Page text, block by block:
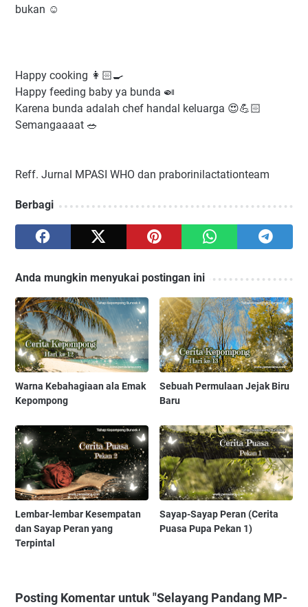
bukan ☺
Happy cooking 👩🏻‍🍳
Happy feeding baby ya bunda 🍛
Karena bunda adalah chef handal keluarga 😍💪🏻
Semangaaaat 🥗
Reff. Jurnal MPASI WHO dan praborinilactationteam
Berbagi
Anda mungkin menyukai postingan ini
Warna Kebahagiaan ala Emak
Kepompong
Sebuah Permulaan Jejak Biru
Baru
Lembar-lembar Kesempatan
dan Sayap Peran yang
Terpintal
Sayap-Sayap Peran (Cerita
Puasa Pupa Pekan 1)
Posting Komentar untuk "Selayang Pandang MP-